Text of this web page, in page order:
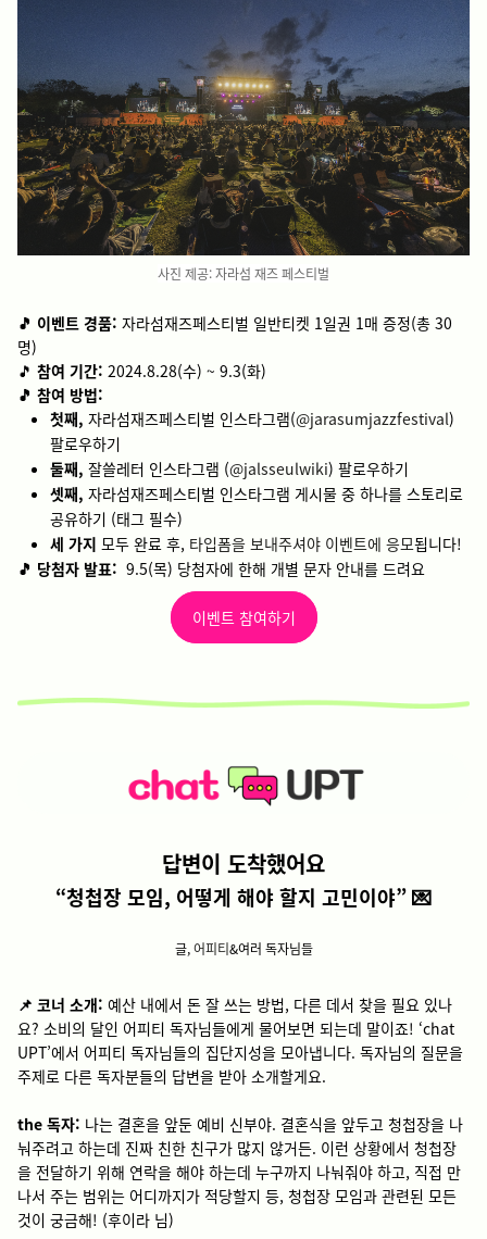
사진 제공: 자라섬 재즈 페스티벌
🎵 이벤트 경품: 자라섬재즈페스티벌 일반티켓 1일권 1매 증정(총 30
명)
🎵 참여 기간: 2024.8.28(수) ~ 9.3(화)
🎵 참여 방법:
첫째, 자라섬재즈페스티벌 인스타그램(@jarasumjazzfestival)
팔로우하기
둘째, 잘쓸레터 인스타그램 (@jalsseulwiki) 팔로우하기
셋째, 자라섬재즈페스티벌 인스타그램 게시물 중 하나를 스토리로
공유하기 (태그 필수)
세 가지 모두 완료 후, 타입폼을 보내주셔야 이벤트에 응모됩니다!
🎵 당첨자 발표: 9.5(목) 당첨자에 한해 개별 문자 안내를 드려요
이벤트 참여하기
답변이 도착했어요
“청첩장 모임, 어떻게 해야 할지 고민이야” 💌
글,어피티&여러 독자님들
📌 코너 소개: 예산 내에서 돈 잘 쓰는 방법, 다른 데서 찾을 필요 있나
요? 소비의 달인 어피티 독자님들에게 물어보면 되는데 말이죠! ‘chat
UPT’에서 어피티 독자님들의 집단지성을 모아냅니다. 독자님의 질문을
주제로 다른 독자분들의 답변을 받아 소개할게요.
the 독자: 나는 결혼을 앞둔 예비 신부야. 결혼식을 앞두고 청첩장을 나
눠주려고 하는데 진짜 친한 친구가 많지 않거든. 이런 상황에서 청첩장
을 전달하기 위해 연락을 해야 하는데 누구까지 나눠줘야 하고, 직접 만
나서 주는 범위는 어디까지가 적당할지 등, 청첩장 모임과 관련된 모든
것이 궁금해! (후이라 님)